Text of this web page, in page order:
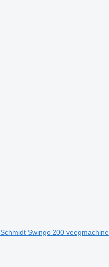
Schmidt Swingo 200 veegmachine